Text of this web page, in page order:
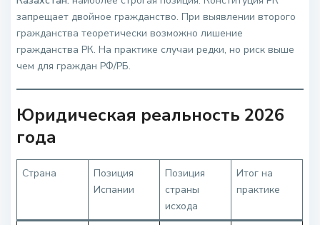
запрещает двойное гражданство. При выявлении второго
гражданства теоретически возможно лишение
гражданства РК. На практике случаи редки, но риск выше
чем для граждан РФ/РБ.
Юридическая реальность 2026
года
Страна
Позиция
Испании
Позиция
страны
исхода
Итог на
практике